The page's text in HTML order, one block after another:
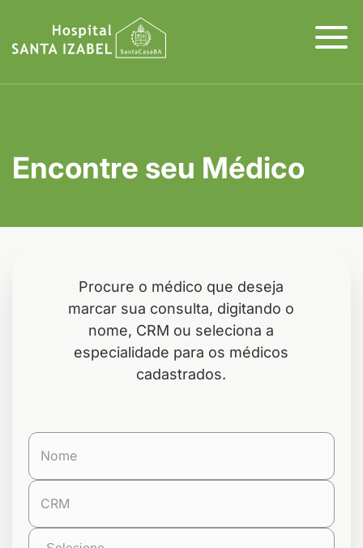
Encontre seu Médico
Procure o médico que deseja
marcar sua consulta, digitando o
nome, CRM ou seleciona a
especialidade para os médicos
cadastrados.
Nome
CRM